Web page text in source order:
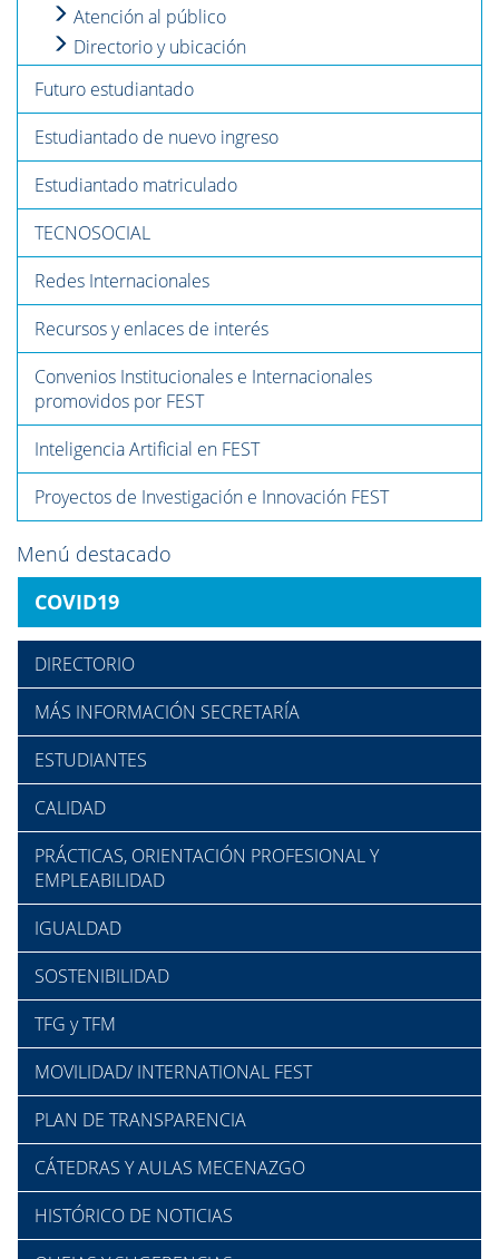
Atención al público
Directorio y ubicación
Futuro estudiantado
Estudiantado de nuevo ingreso
Estudiantado matriculado
TECNOSOCIAL
Redes Internacionales
Recursos y enlaces de interés
Convenios Institucionales e Internacionales
promovidos por FEST
Inteligencia Artificial en FEST
Proyectos de Investigación e Innovación FEST
Menú destacado
COVID19
DIRECTORIO
MÁS INFORMACIÓN SECRETARÍA
ESTUDIANTES
CALIDAD
PRÁCTICAS, ORIENTACIÓN PROFESIONAL Y
EMPLEABILIDAD
IGUALDAD
SOSTENIBILIDAD
TFG y TFM
MOVILIDAD/ INTERNATIONAL FEST
PLAN DE TRANSPARENCIA
CÁTEDRAS Y AULAS MECENAZGO
HISTÓRICO DE NOTICIAS